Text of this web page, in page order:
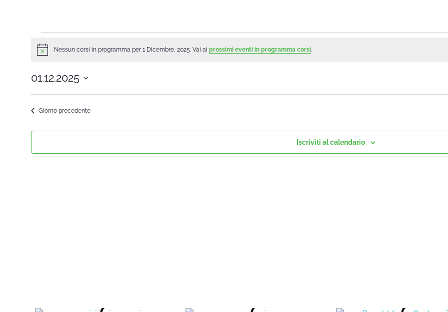
NoticeNessun corsi in programma per 1 Dicembre, 2025. Vai ai prossimi eventi in programma corsi.
01.12.2025
Seleziona
Giorno precedente
Iscriviti al calendario